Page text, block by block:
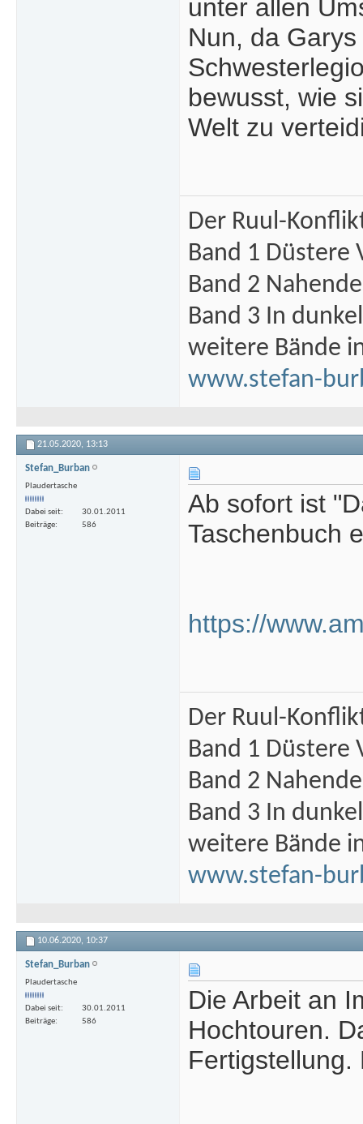
unter allen
Nun, da
bewusst, wie
Welt zu
Der Ruul-
Band 1 Düstere
Band 2
Band 3 In
weitere Bände
www.stefan-
21.05.2020, 13:13
Stefan_Burban
Plaudertasche
Dabei seit
30.01.2011
Beiträge
586
Ab sofort ist
Taschenbuch
https://
Der Ruul-
Band 1 Düstere
Band 2
Band 3 In
weitere Bände
www.stefan-
10.06.2020, 10:37
Stefan_Burban
Plaudertasche
Dabei seit
30.01.2011
Beiträge
586
Die Arbeit an
Hochtouren.
Fertigstellung.